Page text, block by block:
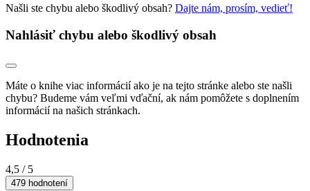
Našli ste chybu alebo škodlivý obsah? Dajte nám, prosím, vedieť!
Nahlásiť chybu alebo škodlivý obsah
Máte o knihe viac informácií ako je na tejto stránke alebo ste našli
chybu? Budeme vám veľmi vďační, ak nám pomôžete s doplnením
informácií na našich stránkach.
Hodnotenia
4,5 / 5
479 hodnotení